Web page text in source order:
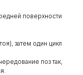
поверхности
затем один цикл
поз так,